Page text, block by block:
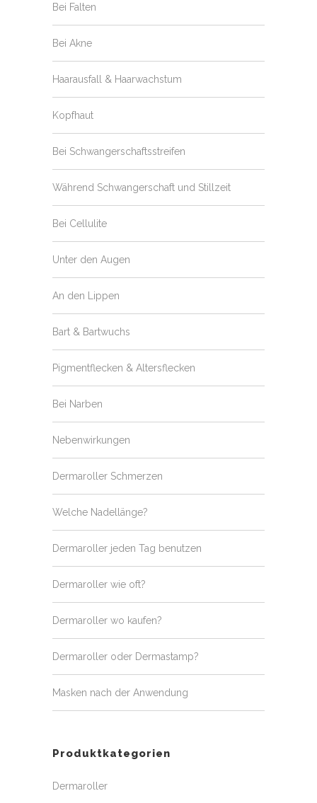
Bei Falten
Bei Akne
Haarausfall & Haarwachstum
Kopfhaut
Bei Schwangerschaftsstreifen
Während Schwangerschaft und Stillzeit
Bei Cellulite
Unter den Augen
An den Lippen
Bart & Bartwuchs
Pigmentflecken & Altersflecken
Bei Narben
Nebenwirkungen
Dermaroller Schmerzen
Welche Nadellänge?
Dermaroller jeden Tag benutzen
Dermaroller wie oft?
Dermaroller wo kaufen?
Dermaroller oder Dermastamp?
Masken nach der Anwendung
Produktkategorien
Dermaroller